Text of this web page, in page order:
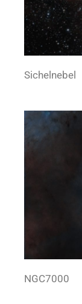
Sichelnebel
NGC7000